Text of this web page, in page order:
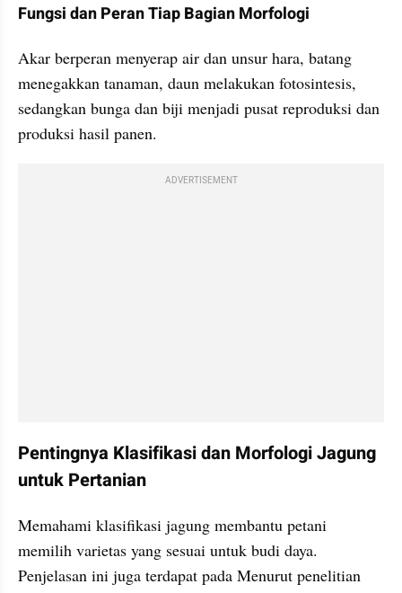
Fungsi dan Peran Tiap Bagian Morfologi
Akar berperan menyerap air dan unsur hara, batang
menegakkan tanaman, daun melakukan fotosintesis,
sedangkan bunga dan biji menjadi pusat reproduksi dan
produksi hasil panen.
ADVERTISEMENT
Pentingnya Klasifikasi dan Morfologi Jagung
untuk Pertanian
Memahami klasifikasi jagung membantu petani
memilih varietas yang sesuai untuk budi daya.
Penjelasan ini juga terdapat pada Menurut penelitian